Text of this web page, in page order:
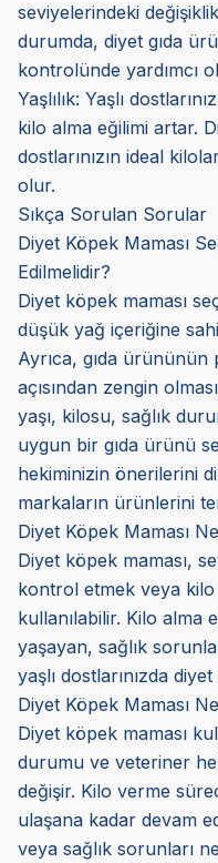
seviyelerindeki
durumda, diyet gıda
kontrolünde yardımcı
Yaşlılık: Yaşlı
kilo alma eğilimi artar.
dostlarınızın ideal
olur.
Sıkça Sorulan Sorular
Diyet Köpek Maması
Edilmelidir?
Diyet köpek maması
düşük yağ içeriğine
Ayrıca, gıda
açısından zengin
yaşı, kilosu, sağlık
uygun bir gıda ürünü
hekiminizin önerilerini
markaların ürünlerini
Diyet Köpek Maması
Diyet köpek maması,
kontrol etmek veya kilo
kullanılabilir. Kilo alma
yaşayan, sağlık
yaşlı dostlarınızda
Diyet Köpek Maması
Diyet köpek maması
durumu ve veteriner
değişir. Kilo verme
ulaşana kadar devam
veya sağlık sorunları